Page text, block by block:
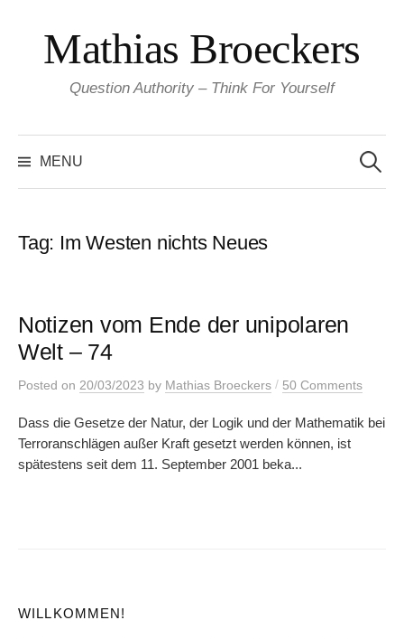
content
Mathias Broeckers
Question Authority – Think For Yourself
MENU
for:
Tag: Im Westen nichts Neues
Notizen vom Ende der unipolaren
Welt – 74
Posted on 20/03/2023 by Mathias Broeckers / 50 Comments
Dass die Gesetze der Natur, der Logik und der Mathematik bei
Terroranschlägen außer Kraft gesetzt werden können, ist
spätestens seit dem 11. September 2001 beka...
WILLKOMMEN!